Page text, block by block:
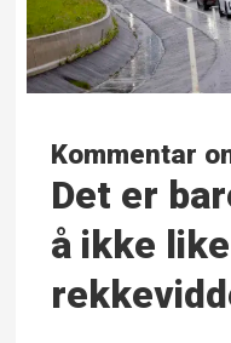
Kommentar
Det er
å ikke like